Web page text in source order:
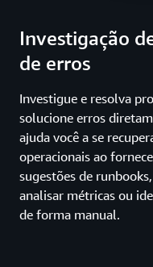
Investigação
de erros
Investigue e resolva
solucione erros
ajuda você a se
operacionais ao
sugestões de
analisar métricas ou
de forma manual.